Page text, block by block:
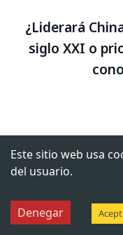
¿Liderará
siglo XXI o
Si te ha
Este sitio web usa
del usuario.
Denegar